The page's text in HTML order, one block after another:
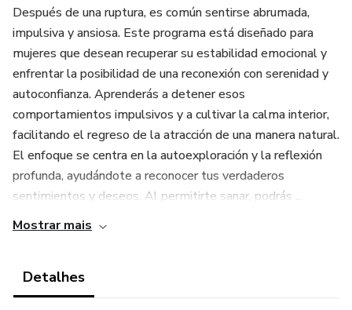
Después de una ruptura, es común sentirse abrumada,
impulsiva y ansiosa. Este programa está diseñado para
mujeres que desean recuperar su estabilidad emocional y
enfrentar la posibilidad de una reconexión con serenidad y
autoconfianza. Aprenderás a detener esos
comportamientos impulsivos y a cultivar la calma interior,
facilitando el regreso de la atracción de una manera natural.
El enfoque se centra en la autoexploración y la reflexión
profunda, ayudándote a reconocer tus verdaderos
sentimientos y deseos. Al permitirte sanar, podrás ...
Mostrar mais
Detalhes